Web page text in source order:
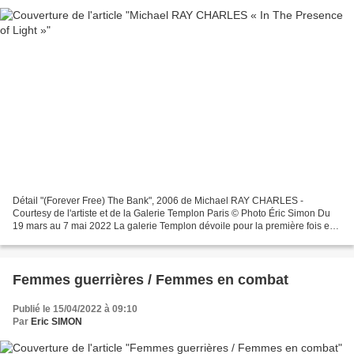
Détail "(Forever Free) The Bank", 2006 de Michael RAY CHARLES -
Courtesy de l'artiste et de la Galerie Templon Paris © Photo Éric Simon Du
19 mars au 7 mai 2022 La galerie Templon dévoile pour la première fois en
Femmes guerrières / Femmes en combat
Publié le 15/04/2022 à 09:10
Par Eric SIMON